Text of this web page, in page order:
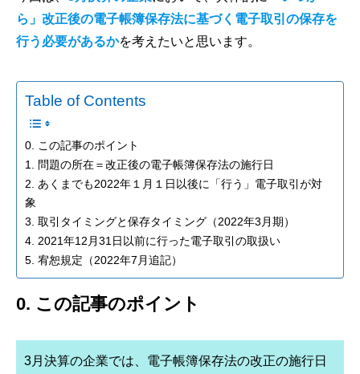
ら」改正後の電子帳簿保存法に基づく電子取引の保存を
行う必要があるかを考えたいと思います。
Table of Contents
0. この記事のポイント
1. 問題の所在＝改正後の電子帳簿保存法の施行日
2. あくまでも2022年１月１日以後に「行う」電子取引が対
象
3. 取引タイミングと保存タイミング（2022年3月期）
4. 2021年12月31日以前に行った電子取引の取扱い
5. 宥恕規定（2022年7月追記）
0. この記事のポイント
3月決算の企業では、電子帳簿保存法の改正の施行日